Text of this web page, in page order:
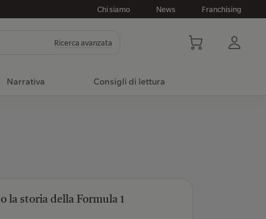
Chi siamo News Franchising
Ricerca avanzata
Narrativa Consigli di lettura
la storia della Formula 1